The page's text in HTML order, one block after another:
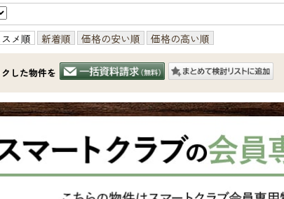
メ順 新着順 価格の安い順 価格の高い順
した物件を